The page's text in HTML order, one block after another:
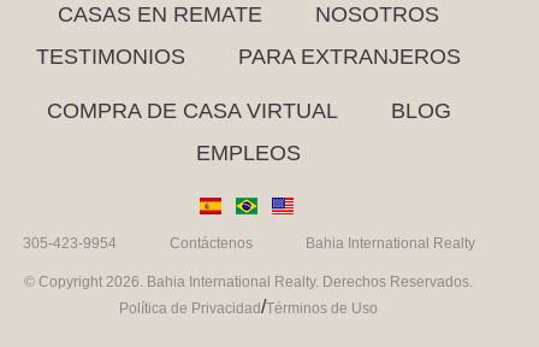
CASAS EN REMATE
NOSOTROS
TESTIMONIOS
PARA EXTRANJEROS
COMPRA DE CASA VIRTUAL
BLOG
EMPLEOS
305-423-9954 Contáctenos Bahia International Realty
© Copyright 2026. Bahia International Realty. Derechos Reservados.
Política de Privacidad/Términos de Uso